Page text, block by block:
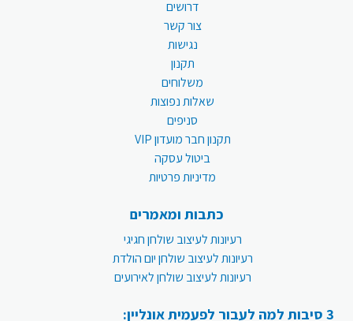
דרושים
צור קשר
נגישות
תקנון
משלוחים
שאלות נפוצות
סניפים
תקנון חבר מועדון VIP
ביטול עסקה
מדיניות פרטיות
כתבות ומאמרים
רעיונות לעיצוב שולחן חגיגי
רעיונות לעיצוב שולחן יום הולדת
רעיונות לעיצוב שולחן לאירועים
3 סיבות למה לעבור לפעמית אונליין: